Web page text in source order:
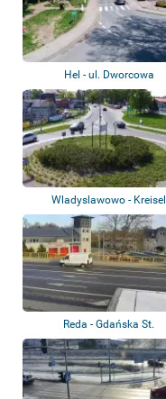
Hel - ul. Dworcowa
Wladyslawowo - Kreisel
Reda - Gdańska St.